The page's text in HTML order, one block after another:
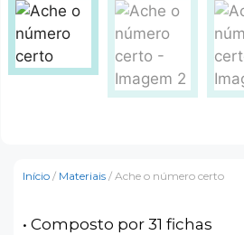
Início / Materiais / Ache o número certo
• Composto por 31 fichas